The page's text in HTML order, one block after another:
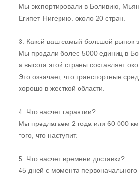
Мы экспортировали в Боливию,
Египет, Нигерию, около 20 стран.
3. Какой ваш самый большой рынок
Мы продали более 5000 единиц в
а высота этой страны составляет
Это означает, что транспортные
хорошо в жесткой области.
4. Что насчет гарантии?
Мы предлагаем 2 года или 60 000
того, что наступит.
5. Что насчет времени доставки?
45 дней с момента первоначального